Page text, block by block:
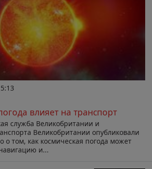
влияет на транспорт
служба Великобритании и
Великобритании опубликовали
о том, как космическая погода может
и...